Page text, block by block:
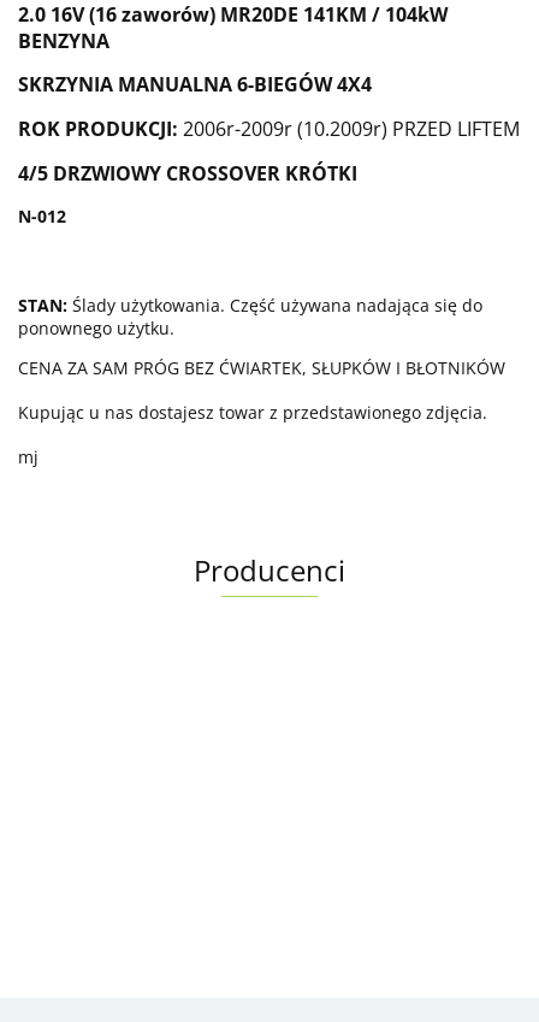
2.0 16V (16 zaworów) MR20DE 141KM / 104kW
BENZYNA
SKRZYNIA MANUALNA 6-BIEGÓW 4X4
ROK PRODUKCJI: 2006r-2009r (10.2009r) PRZED LIFTEM
4/5 DRZWIOWY CROSSOVER KRÓTKI
N-012
STAN: Ślady użytkowania. Część używana nadająca się do
ponownego użytku.
CENA ZA SAM PRÓG BEZ ĆWIARTEK, SŁUPKÓW I BŁOTNIKÓW
Kupując u nas dostajesz towar z przedstawionego zdjęcia.
mj
Producenci